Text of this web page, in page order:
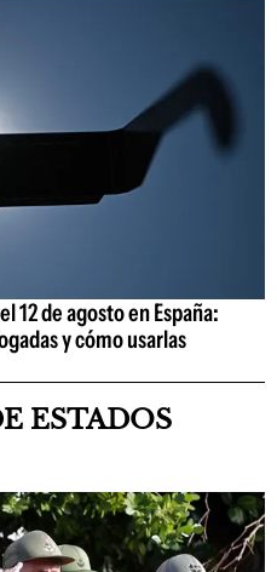
12 de agosto en España:
y cómo usarlas
ESTADOS